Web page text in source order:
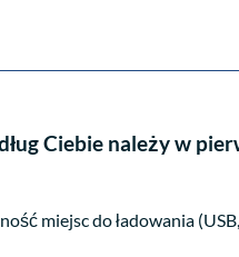
Ciebie należy w
miejsc do ładowania